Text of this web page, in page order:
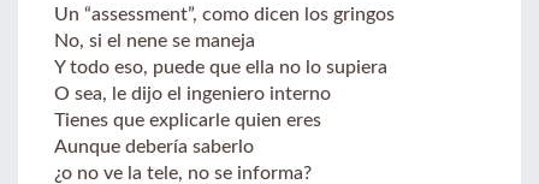
Un “assessment”, como dicen los gringos
No, si el nene se maneja
Y todo eso, puede que ella no lo supiera
O sea, le dijo el ingeniero interno
Tienes que explicarle quien eres
Aunque debería saberlo
¿o no ve la tele, no se informa?